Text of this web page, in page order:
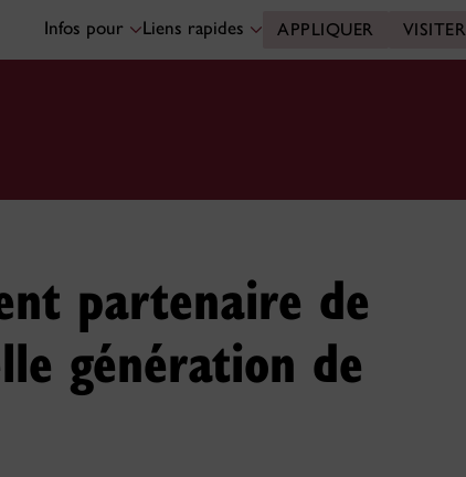
Infos pour Liens rapides APPLIQUER VISITER
partenaire de
génération de